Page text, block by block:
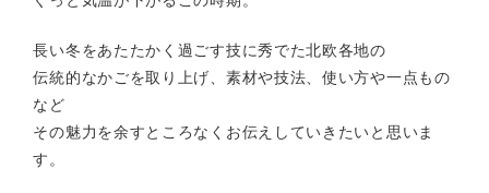
長い冬をあたたかく過ごす技に秀でた北欧各地の
伝統的なかごを取り上げ、素材や技法、使い方や一点もの
など
その魅力を余すところなくお伝えしていきたいと思いま
す。